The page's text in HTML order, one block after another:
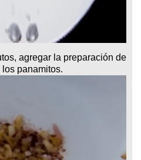
agregar la preparación de
los panamitos.